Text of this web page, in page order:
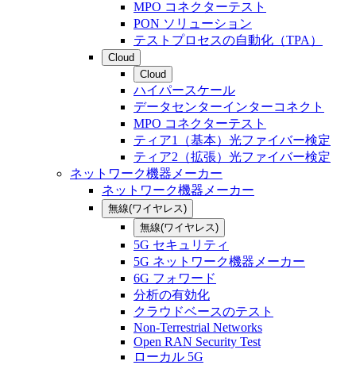
MPO コネクターテスト
PON ソリューション
テストプロセスの自動化（TPA）
Cloud
Cloud
ハイパースケール
データセンターインターコネクト
MPO コネクターテスト
ティア1（基本）光ファイバー検定
ティア2（拡張）光ファイバー検定
ネットワーク機器メーカー
ネットワーク機器メーカー
無線(ワイヤレス)
無線(ワイヤレス)
5G セキュリティ
5G ネットワーク機器メーカー
6G フォワード
分析の有効化
クラウドベースのテスト
Non-Terrestrial Networks
Open RAN Security Test
ローカル 5G